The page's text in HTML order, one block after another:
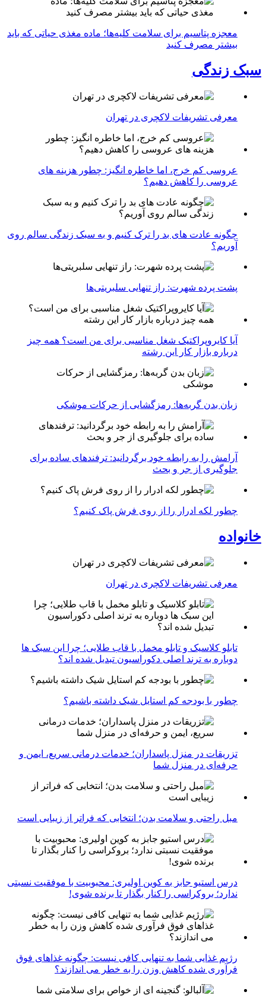
معجزه پتاسیم برای سلامت کلیه‌ها؛ ماده مغذی حیاتی که باید
بیشتر مصرف کنید
سبک زندگی
معرفی تشریفات لاکچری در تهران
عروسی کم خرج، اما خاطره انگیز: چطور هزینه های
عروسی را کاهش دهیم؟
چگونه عادت‌ های بد را ترک کنیم و به سبک زندگی سالم روی
آوریم؟
پشت پرده شهرت: راز تنهایی سلبریتی‌ها
آیا کایروپراکتیک شغل مناسبی برای من است؟ همه چیز
درباره بازار کار این رشته
زبان بدن گربه‌ها: رمزگشایی از حرکات موشکی
آرامش را به رابطه خود برگردانید: ترفندهای ساده برای
جلوگیری از جر و بحث
چطور لکه ادرار را از روی فرش پاک کنیم؟
خانواده
معرفی تشریفات لاکچری در تهران
تابلو کلاسیک و تابلو مخمل با قاب طلایی؛ چرا این سبک ها
دوباره به ترند اصلی دکوراسیون تبدیل شده اند؟
چطور با بودجه کم استایل شیک داشته باشیم؟
تزریقات در منزل پاسداران؛ خدمات درمانی سریع، ایمن و
حرفه‌ای در منزل شما
مبل راحتی و سلامت بدن؛ انتخابی که فراتر از زیبایی است
درس استیو جابز به کوین اولیری: محبوبیت با موفقیت نسبتی
ندارد؛ بروکراسی را کنار بگذار تا برنده شوی!
رژیم غذایی شما به تنهایی کافی نیست: چگونه غذاهای فوق
فرآوری شده کاهش وزن را به خطر می اندازند؟